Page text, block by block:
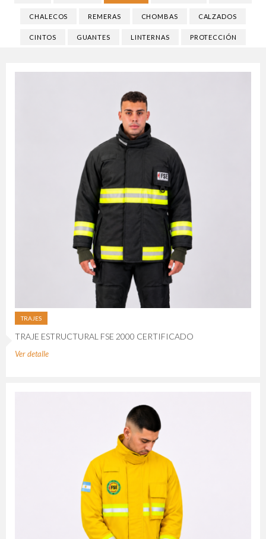
CHALECOS REMERAS CHOMBAS CALZADOS
CINTOS GUANTES LINTERNAS PROTECCIÓN
TRAJES
TRAJE ESTRUCTURAL FSE 2000 CERTIFICADO
Ver detalle